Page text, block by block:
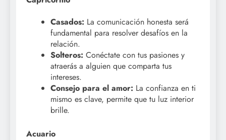
Casados: La comunicación honesta será
fundamental para resolver desafíos en la
relación.
Solteros: Conéctate con tus pasiones y
atraerás a alguien que comparta tus
intereses.
Consejo para el amor: La confianza en ti
mismo es clave, permite que tu luz interior
brille.
Acuario